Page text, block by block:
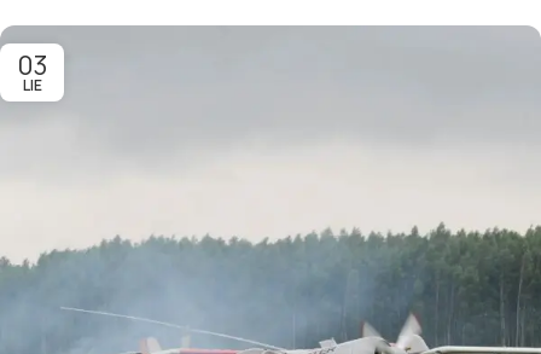
03
LIE